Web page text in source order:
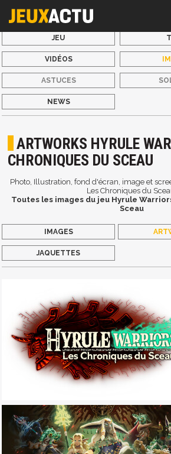
JEU
VIDÉOS
ASTUCES
NEWS
ARTWORKS HYRULE
CHRONIQUES DU SCEAU
Photo, Illustration, fond d'écran, image et
Les Chroniques du
Toutes les images du jeu Hyrule
Sceau
IMAGES
JAQUETTES